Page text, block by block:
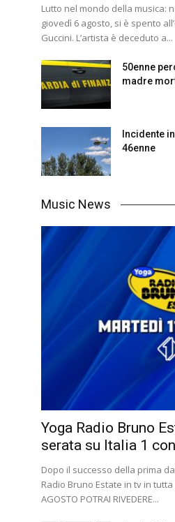
Lutto nel mondo della musica:
giovedì 6 agosto, si è spento
Guccini. L’artista è deceduto a...
50enne
madre
Incidente
46enne
Music News
Yoga Radio Bruno
serata su Italia 1
Dopo il successo della prima
Radio Bruno Estate in tv in tutta
AGOSTO POTRAI RIVEDERE...